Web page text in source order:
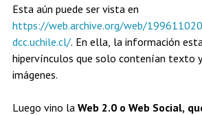
Esta aún puede ser vista en
https://web.archive.org/web/
dcc.uchile.cl/. En ella, la información
hipervínculos que solo contenían texto
imágenes.
Luego vino la Web 2.0 o Web Social,